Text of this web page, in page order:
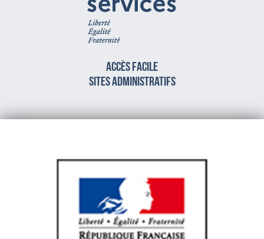
Accès facile
sites administratifs